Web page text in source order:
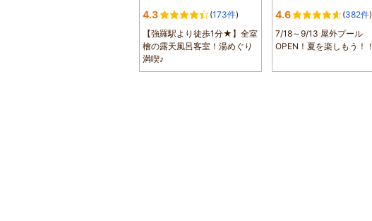
4.3 (173件)
【強羅駅より徒歩1分★】全室
檜の露天風呂客室！湯めぐり
満喫♪
4.6 (382件)
7/18～9/13 屋外プール
OPEN！夏を楽しもう！！